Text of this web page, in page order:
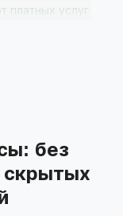
платных услуг
сервисов
без
скрытых